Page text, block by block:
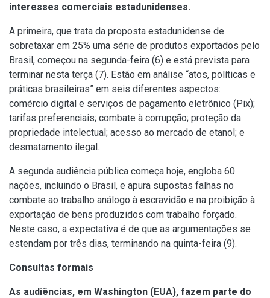
interesses comerciais estadunidenses.
A primeira, que trata da proposta estadunidense de
sobretaxar em 25% uma série de produtos exportados pelo
Brasil, começou na segunda-feira (6) e está prevista para
terminar nesta terça (7). Estão em análise “atos, políticas e
práticas brasileiras” em seis diferentes aspectos:
comércio digital e serviços de pagamento eletrônico (Pix);
tarifas preferenciais; combate à corrupção; proteção da
propriedade intelectual; acesso ao mercado de etanol; e
desmatamento ilegal.
A segunda audiência pública começa hoje, engloba 60
nações, incluindo o Brasil, e apura supostas falhas no
combate ao trabalho análogo à escravidão e na proibição à
exportação de bens produzidos com trabalho forçado.
Neste caso, a expectativa é de que as argumentações se
estendam por três dias, terminando na quinta-feira (9).
Consultas formais
As audiências, em Washington (EUA), fazem parte do